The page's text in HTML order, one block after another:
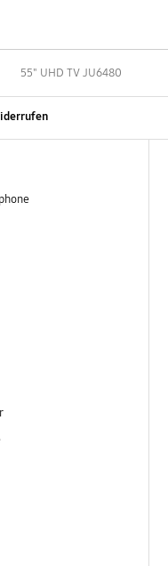
55" UHD TV JU6480